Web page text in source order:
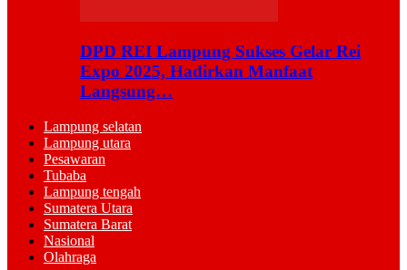
DPD REI Lampung Sukses Gelar Rei
Expo 2025, Hadirkan Manfaat
Langsung…
Lampung selatan
Lampung utara
Pesawaran
Tubaba
Lampung tengah
Sumatera Utara
Sumatera Barat
Nasional
Olahraga